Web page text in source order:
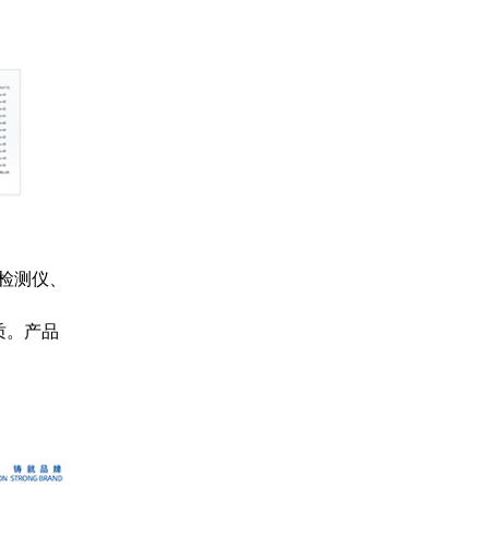
仪、
。产品